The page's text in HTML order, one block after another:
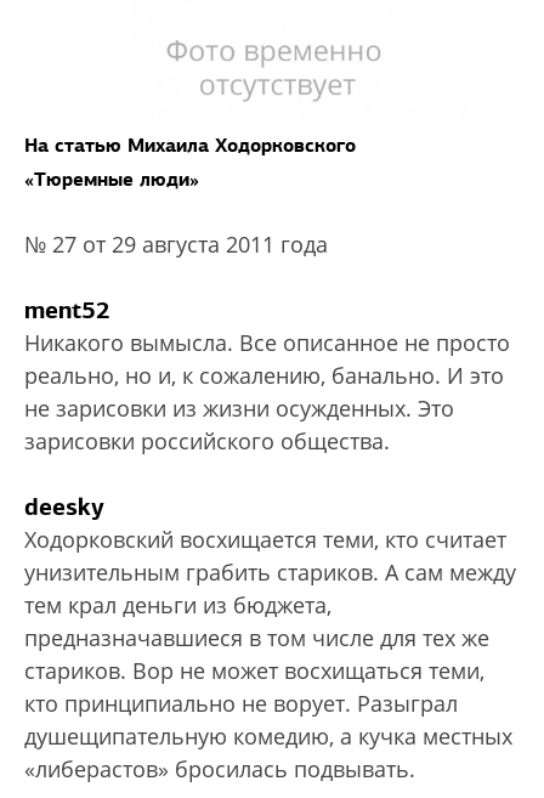
На статью Михаила Ходорковского
«Тюремные люди»
№ 27 от 29 августа 2011 года
ment52
Никакого вымысла. Все описанное не просто
реально, но и, к сожалению, банально. И это
не зарисовки из жизни осужденных. Это
зарисовки российского общества.
deesky
Ходорковский восхищается теми, кто считает
унизительным грабить стариков. А сам между
тем крал деньги из бюджета,
предназначавшиеся в том числе для тех же
стариков. Вор не может восхищаться теми,
кто принципиально не ворует. Разыграл
душещипательную комедию, а кучка местных
«либерастов» бросилась подвывать.